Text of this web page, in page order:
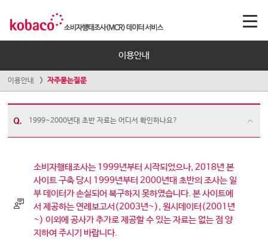
이용안내
이용안내 자주묻는질문
1999~2000년대 초반 자료는 어디서 확인하나요?
소비자행태조사는 1999년부터 시작되었으나, 2018년 본
사이트 구축 당시 1999년부터 2000년대 초반의 조사는 일
부 데이터가 손실되어 복구하지 못하였습니다. 본 사이트에
서 제공하는 연례보고서(2003년~), 원시데이터(2001년
~) 이외에 공사가 추가로 제공할 수 있는 자료는 없는 점 양
지하여 주시기 바랍니다.